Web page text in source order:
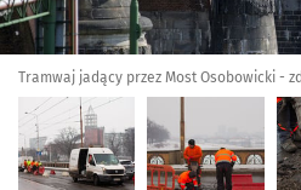
Tramwaj jadący przez Most Osobowicki -